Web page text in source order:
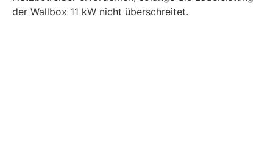
der Wallbox 11 kW nicht überschreitet.